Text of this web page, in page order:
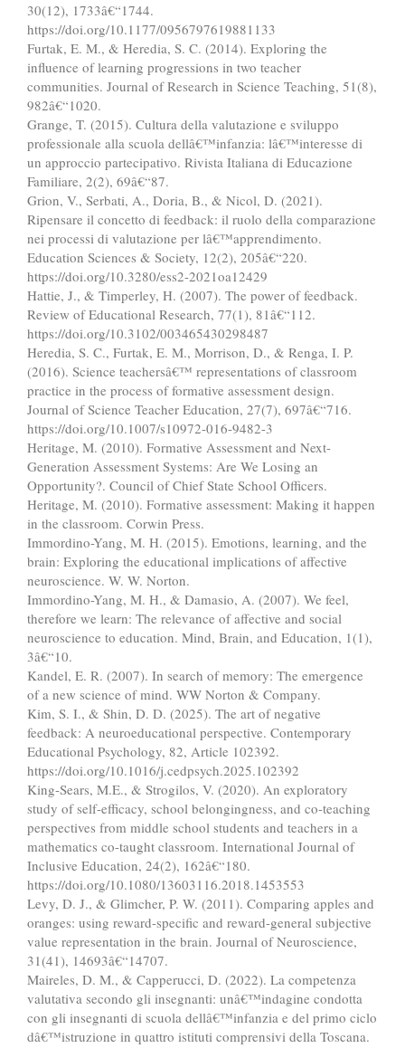
30(12), 1733â€“1744.
https://doi.org/10.1177/0956797619881133
Furtak, E. M., & Heredia, S. C. (2014). Exploring the
influence of learning progressions in two teacher
communities. Journal of Research in Science Teaching, 51(8),
982â€“1020.
Grange, T. (2015). Cultura della valutazione e sviluppo
professionale alla scuola dellâ€™infanzia: lâ€™interesse di
un approccio partecipativo. Rivista Italiana di Educazione
Familiare, 2(2), 69â€“87.
Grion, V., Serbati, A., Doria, B., & Nicol, D. (2021).
Ripensare il concetto di feedback: il ruolo della comparazione
nei processi di valutazione per lâ€™apprendimento.
Education Sciences & Society, 12(2), 205â€“220.
https://doi.org/10.3280/ess2-2021oa12429
Hattie, J., & Timperley, H. (2007). The power of feedback.
Review of Educational Research, 77(1), 81â€“112.
https://doi.org/10.3102/003465430298487
Heredia, S. C., Furtak, E. M., Morrison, D., & Renga, I. P.
(2016). Science teachersâ€™ representations of classroom
practice in the process of formative assessment design.
Journal of Science Teacher Education, 27(7), 697â€“716.
https://doi.org/10.1007/s10972-016-9482-3
Heritage, M. (2010). Formative Assessment and Next-
Generation Assessment Systems: Are We Losing an
Opportunity?. Council of Chief State School Officers.
Heritage, M. (2010). Formative assessment: Making it happen
in the classroom. Corwin Press.
Immordino-Yang, M. H. (2015). Emotions, learning, and the
brain: Exploring the educational implications of affective
neuroscience. W. W. Norton.
Immordino-Yang, M. H., & Damasio, A. (2007). We feel,
therefore we learn: The relevance of affective and social
neuroscience to education. Mind, Brain, and Education, 1(1),
3â€“10.
Kandel, E. R. (2007). In search of memory: The emergence
of a new science of mind. WW Norton & Company.
Kim, S. I., & Shin, D. D. (2025). The art of negative
feedback: A neuroeducational perspective. Contemporary
Educational Psychology, 82, Article 102392.
https://doi.org/10.1016/j.cedpsych.2025.102392
King-Sears, M.E., & Strogilos, V. (2020). An exploratory
study of self-efficacy, school belongingness, and co-teaching
perspectives from middle school students and teachers in a
mathematics co-taught classroom. International Journal of
Inclusive Education, 24(2), 162â€“180.
https://doi.org/10.1080/13603116.2018.1453553
Levy, D. J., & Glimcher, P. W. (2011). Comparing apples and
oranges: using reward-specific and reward-general subjective
value representation in the brain. Journal of Neuroscience,
31(41), 14693â€“14707.
Maireles, D. M., & Capperucci, D. (2022). La competenza
valutativa secondo gli insegnanti: unâ€™indagine condotta
con gli insegnanti di scuola dellâ€™infanzia e del primo ciclo
dâ€™istruzione in quattro istituti comprensivi della Toscana.